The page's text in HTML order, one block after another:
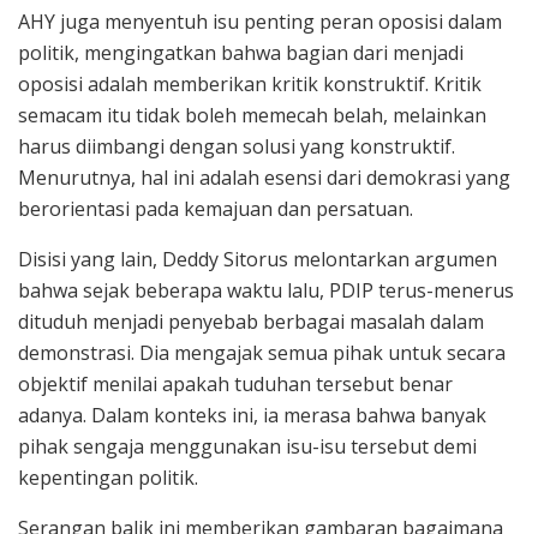
AHY juga menyentuh isu penting peran oposisi dalam
politik, mengingatkan bahwa bagian dari menjadi
oposisi adalah memberikan kritik konstruktif. Kritik
semacam itu tidak boleh memecah belah, melainkan
harus diimbangi dengan solusi yang konstruktif.
Menurutnya, hal ini adalah esensi dari demokrasi yang
berorientasi pada kemajuan dan persatuan.
Disisi yang lain, Deddy Sitorus melontarkan argumen
bahwa sejak beberapa waktu lalu, PDIP terus-menerus
dituduh menjadi penyebab berbagai masalah dalam
demonstrasi. Dia mengajak semua pihak untuk secara
objektif menilai apakah tuduhan tersebut benar
adanya. Dalam konteks ini, ia merasa bahwa banyak
pihak sengaja menggunakan isu-isu tersebut demi
kepentingan politik.
Serangan balik ini memberikan gambaran bagaimana